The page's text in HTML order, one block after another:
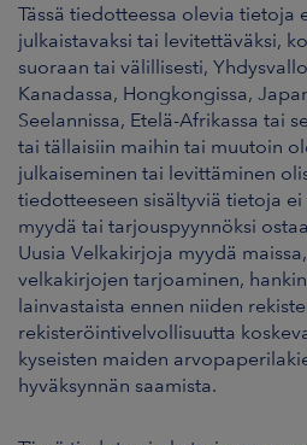
Tässä tiedotteessa olevia tietoja
julkaistavaksi tai levitettäväksi,
suoraan tai välillisesti,
Kanadassa, Hongkongissa,
Seelannissa, Etelä-Afrikassa tai
tai tällaisiin maihin tai muutoin
julkaiseminen tai levittäminen
tiedotteeseen sisältyviä tietoja
myydä tai tarjouspyynnöksi
Uusia Velkakirjoja myydä
velkakirjojen tarjoaminen,
lainvastaista ennen niiden
rekisteröintivelvollisuutta
kyseisten maiden
hyväksynnän saamista.